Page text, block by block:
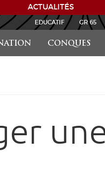
ACTUALITÉS
CONQUES
EDUCATIF GR 65